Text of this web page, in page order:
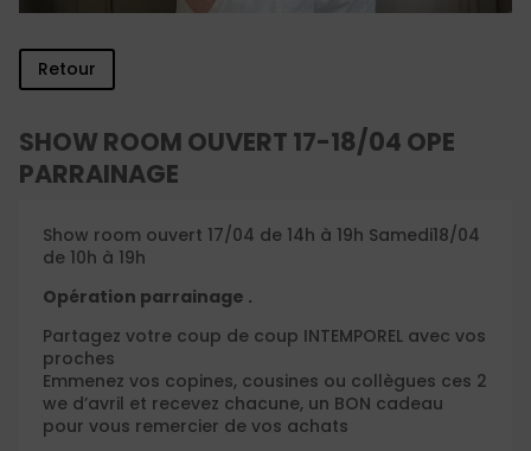
Retour
SHOW ROOM OUVERT 17-18/04 OPE
PARRAINAGE
Show room ouvert 17/04 de 14h à 19h Samedi18/04
de 10h à 19h
Opération parrainage .
Partagez votre coup de coup INTEMPOREL avec vos
proches
Emmenez vos copines, cousines ou collègues ces 2
we d’avril et recevez chacune, un BON cadeau
pour vous remercier de vos achats